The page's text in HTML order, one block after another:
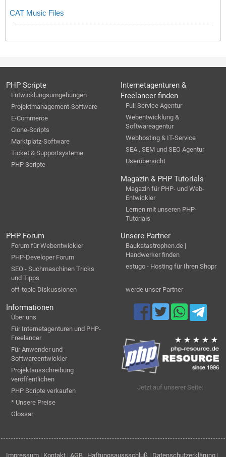
CAT Music Files
PHP Scripte
Entwicklungsumgebungen
Projektmanagement-Software
E-Commerce
Clone-Scripts
Marktplatz-Software
Ticket & Supportsysteme
PHP Scripte
Internetagenturen &
Freelancer finden
Full Service Agentur
Webentwicklung &
Softwareagentur
Webhosting & IT-Service
SEA , SEM und SEO Agentur
Userübersicht
Magazin & PHP Tutorials
Magazin für PHP- und Web-
Entwickler
Lernen mit unseren PHP-
Tutorials
PHP Forum
Forum für Webentwickler
PHP-Developer Forum
SEO - Suchmaschinen Tricks
und Tipps
off-topic Diskussionen
Unsere Partner
Baukatastrophen.de |
Handwerker finden
estugo - Hosting für Ihren Shopr
werde unser Partner
Informationen
Über uns
Für Internetagenturen und PHP-
Freelancer
Für Anwender und
Softwareentwickler
Projektausschreibung
veröffentlichen
PHP Scripte verkaufen
* Unsere Preise
Glossar
Jetzt auf unserer Seite:
Impressum | Kontakt | AGB | Haftungsaussschluß | Datenschutzerklärung |